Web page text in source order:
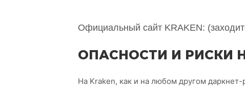
Официальный сайт KRAKEN:
ОПАСНОСТИ И РИСКИ
На Kraken, как и на любом другом